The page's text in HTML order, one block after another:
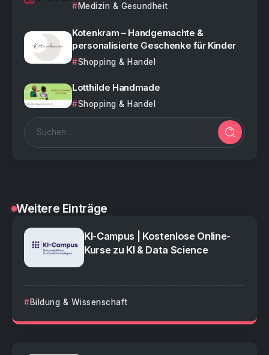
Medizin & Gesundheit
Kotenkram – Handgemachte &
personalisierte Geschenke für Kinder
Shopping & Handel
Lotthilde Handmade
Shopping & Handel
Weitere Einträge
KI-Campus | Kostenlose Online-
Kurse zu KI & Data Science
Bildung & Wissenschaft